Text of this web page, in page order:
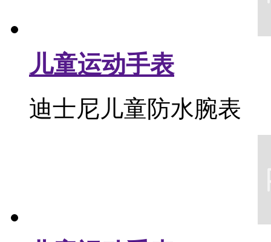
儿童运动手表
迪士尼儿童防水腕表